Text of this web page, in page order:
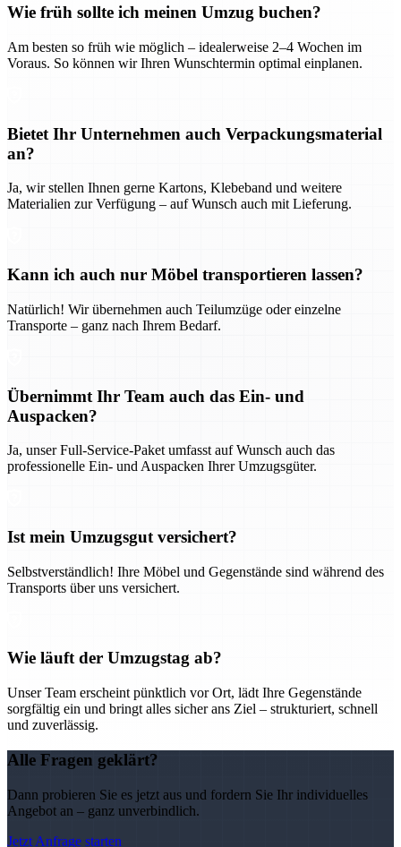
Wie früh sollte ich meinen Umzug buchen?
Am besten so früh wie möglich – idealerweise 2–4 Wochen im
Voraus. So können wir Ihren Wunschtermin optimal einplanen.
Bietet Ihr Unternehmen auch Verpackungsmaterial
an?
Ja, wir stellen Ihnen gerne Kartons, Klebeband und weitere
Materialien zur Verfügung – auf Wunsch auch mit Lieferung.
Kann ich auch nur Möbel transportieren lassen?
Natürlich! Wir übernehmen auch Teilumzüge oder einzelne
Transporte – ganz nach Ihrem Bedarf.
Übernimmt Ihr Team auch das Ein- und
Auspacken?
Ja, unser Full-Service-Paket umfasst auf Wunsch auch das
professionelle Ein- und Auspacken Ihrer Umzugsgüter.
Ist mein Umzugsgut versichert?
Selbstverständlich! Ihre Möbel und Gegenstände sind während des
Transports über uns versichert.
Wie läuft der Umzugstag ab?
Unser Team erscheint pünktlich vor Ort, lädt Ihre Gegenstände
sorgfältig ein und bringt alles sicher ans Ziel – strukturiert, schnell
und zuverlässig.
Alle Fragen geklärt?
Dann probieren Sie es jetzt aus und fordern Sie Ihr individuelles
Angebot an – ganz unverbindlich.
Jetzt Anfrage starten